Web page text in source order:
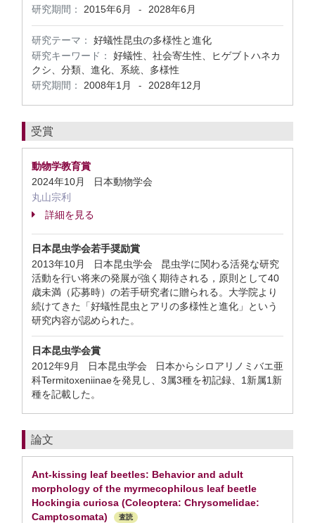
研究期間：
2015年6月 - 2028年6月
研究テーマ：
好蟻性昆虫の多様性と進化
研究キーワード：
好蟻性、社会寄生性、ヒゲブトハネカ
クシ、分類、進化、系統、多様性
研究期間：
2008年1月 - 2028年12月
受賞
動物学教育賞
2024年10月 日本動物学会
丸山宗利
詳細を見る
日本昆虫学会若手奨励賞
2013年10月 日本昆虫学会 昆虫学に関わる活発な研究
活動を行い将来の発展が強く期待される，原則として40
歳未満（応募時）の若手研究者に贈られる。大学院より
続けてきた「好蟻性昆虫とアリの多様性と進化」という
研究内容が認められた。
日本昆虫学会賞
2012年9月 日本昆虫学会 日本からシロアリノミバエ亜
科Termitoxeniinaeを発見し、3属3種を初記録、1新属1新
種を記載した。
論文
Ant-kissing leaf beetles: Behavior and adult
morphology of the myrmecophilous leaf beetle
Hockingia curiosa (Coleoptera: Chrysomelidae:
Camptosomata)
査読